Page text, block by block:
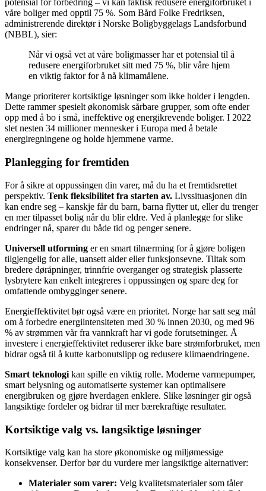
potensial for forbedring – vi kan faktisk redusere energiforbruket i
våre boliger med opptil 75 %. Som Bård Folke Fredriksen,
administrerende direktør i Norske Boligbyggelags Landsforbund
(NBBL), sier:
Når vi også vet at våre boligmasser har et potensial til å
redusere energiforbruket sitt med 75 %, blir våre hjem
en viktig faktor for å nå klimamålene.
Mange prioriterer kortsiktige løsninger som ikke holder i lengden.
Dette rammer spesielt økonomisk sårbare grupper, som ofte ender
opp med å bo i små, ineffektive og energikrevende boliger. I 2022
slet nesten 34 millioner mennesker i Europa med å betale
energiregningene og holde hjemmene varme.
Planlegging for fremtiden
For å sikre at oppussingen din varer, må du ha et fremtidsrettet
perspektiv. Tenk fleksibilitet fra starten av. Livssituasjonen din
kan endre seg – kanskje får du barn, barna flytter ut, eller du trenger
en mer tilpasset bolig når du blir eldre. Ved å planlegge for slike
endringer nå, sparer du både tid og penger senere.
Universell utforming er en smart tilnærming for å gjøre boligen
tilgjengelig for alle, uansett alder eller funksjonsevne. Tiltak som
bredere døråpninger, trinnfrie overganger og strategisk plasserte
lysbrytere kan enkelt integreres i oppussingen og spare deg for
omfattende ombygginger senere.
Energieffektivitet bør også være en prioritet. Norge har satt seg mål
om å forbedre energiintensiteten med 30 % innen 2030, og med 96
% av strømmen vår fra vannkraft har vi gode forutsetninger. Å
investere i energieffektivitet reduserer ikke bare strømforbruket, men
bidrar også til å kutte karbonutslipp og redusere klimaendringene.
Smart teknologi kan spille en viktig rolle. Moderne varmepumper,
smart belysning og automatiserte systemer kan optimalisere
energibruken og gjøre hverdagen enklere. Slike løsninger gir også
langsiktige fordeler og bidrar til mer bærekraftige resultater.
Kortsiktige valg vs. langsiktige løsninger
Kortsiktige valg kan ha store økonomiske og miljømessige
konsekvenser. Derfor bør du vurdere mer langsiktige alternativer:
Materialer som varer: Velg kvalitetsmaterialer som tåler